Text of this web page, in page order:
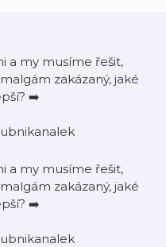
a my musíme řešit,
zakázaný, jaké
➡️
a my musíme řešit,
zakázaný, jaké
➡️